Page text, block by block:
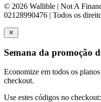
© 2026 Wallible | Not A
02128990476 | Todos os
Semana da promoção
Economize em todos os
checkout.
Use estes códigos no checkout: